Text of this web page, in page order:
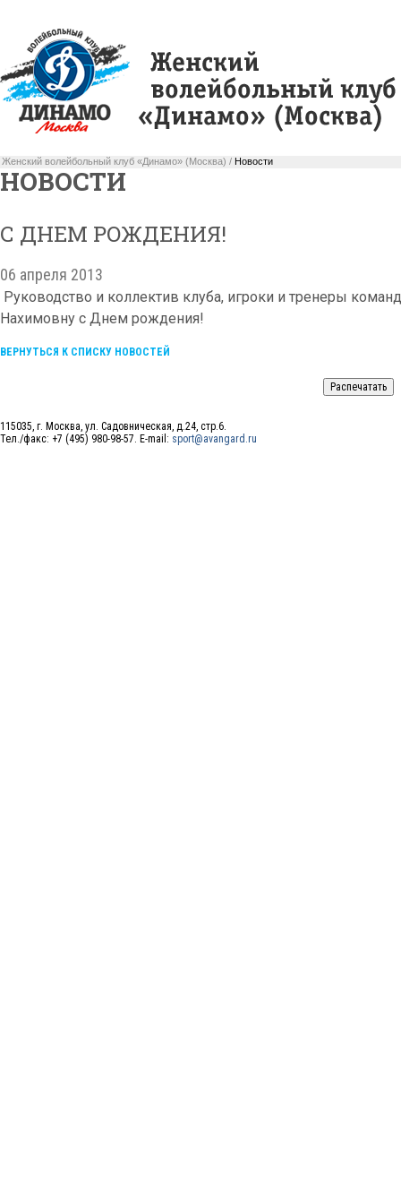
Женский волейбольный клуб «Динамо» (Москва) / Новости
НОВОСТИ
С ДНЕМ РОЖДЕНИЯ!
06 апреля 2013
Руководство и коллектив клуба, игроки и тренеры
Нахимовну с Днем рождения!
ВЕРНУТЬСЯ К СПИСКУ НОВОСТЕЙ
115035, г. Москва, ул. Садовническая, д.24, стр.6.
Тел./факс: +7 (495) 980-98-57. E-mail: sport@avangard.ru